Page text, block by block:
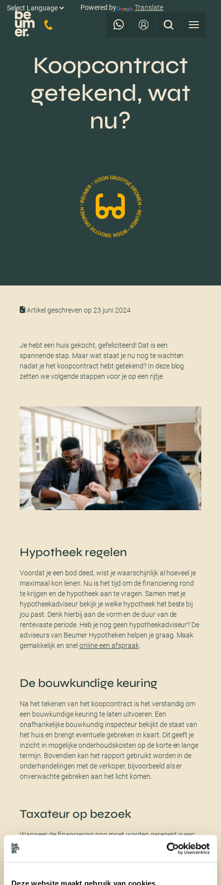
Deze website maakt gebruik van cookies
Powered by Translate
Koopcontract
getekend, wat
nu?
Artikel geschreven op 23 juni 2024
Je hebt een huis gekocht, gefeliciteerd! Dat is een
spannende stap. Maar wat staat je nu nog te wachten
nadat je het koopcontract hebt getekend? In deze blog
zetten we volgende stappen voor je op een rijtje.
Hypotheek regelen
Voordat je een bod deed, wist je waarschijnlijk al hoeveel je
maximaal kon lenen. Nu is het tijd om de financiering rond
te krijgen en de hypotheek aan te vragen. Samen met je
hypotheekadviseur bekijk je welke hypotheek het beste bij
jou past. Denk hierbij aan de vorm en de duur van de
rentevaste periode. Heb je nog geen hypotheekadviseur? De
adviseurs van Beumer Hypotheken helpen je graag. Maak
gemakkelijk en snel online een afspraak.
De bouwkundige keuring
Na het tekenen van het koopcontract is het verstandig om
een bouwkundige keuring te laten uitvoeren. Een
onafhankelijke bouwkundig inspecteur bekijkt de staat van
het huis en brengt eventuele gebreken in kaart. Dit geeft je
inzicht in mogelijke onderhoudskosten op de korte en lange
termijn. Bovendien kan het rapport gebruikt worden in de
onderhandelingen met de verkoper, bijvoorbeeld als er
onverwachte gebreken aan het licht komen.
Taxateur op bezoek
Wanneer de financiering nog moet worden geregeld is een
taxatie van de woning een eventuele volgende stap. De
taxateur stelt dan de marktwaarde van het huis vast. Komt
de financiering niet rond? Dan kan je als koper nog steeds